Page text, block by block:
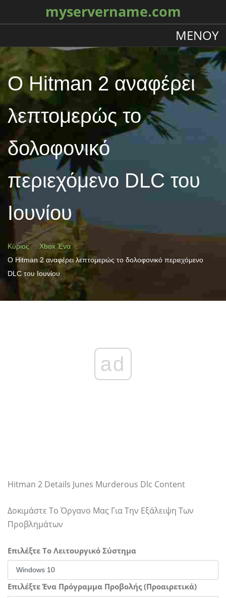
myservername.com
ΜΕΝΟΎ
Ο Hitman 2 αναφέρει
λεπτομερώς το
δολοφονικό
περιεχόμενο DLC του
Ιουνίου
Κύριος
Xbox Ένα
Ο Hitman 2 αναφέρει λεπτομερώς το δολοφονικό περιεχόμενο
DLC του Ιουνίου
ad
Hitman 2 Details Junes Murderous Dlc Content
Δοκιμάστε Το Όργανο Μας Για Την Εξάλειψη Των
Προβλημάτων
Επιλέξτε Το Λειτουργικό Σύστημα
Επιλέξτε Ένα Πρόγραμμα Προβολής (Προαιρετικά)